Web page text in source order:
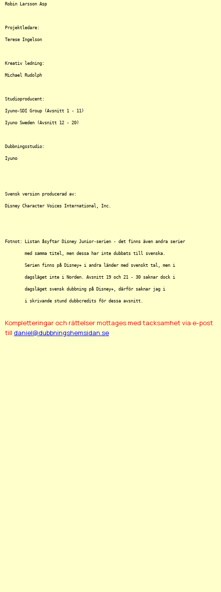
Robin Larsson Asp
Projektledare:
Terese Ingelson
Kreativ ledning:
Michael Rudolph
Studioproducent:
Iyuno-SDI Group (Avsnitt 1 - 11)
Iyuno Sweden (Avsnitt 12 - 20)
Dubbningsstudio:
Iyuno
Svensk version producerad av:
Disney Character Voices International, Inc.
Fotnot: Listan åsyftar Disney Junior-serien - det finns även andra serier
Kompletteringar och rättelser mottages med tacksamhet via e-post
till daniel@dubbningshemsidan.se